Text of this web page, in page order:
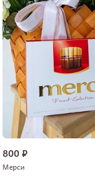
800 ₽
Мерси